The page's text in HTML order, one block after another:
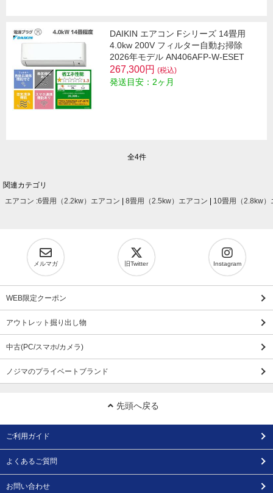
DAIKIN エアコン Fシリーズ 14畳用
4.0kw 200V フィルター自動お掃除
2026年モデル AN406AFP-W-ESET
267,300円 (税込)
発送目安：2ヶ月
全4件
関連カテゴリ
エアコン :6畳用（2.2kw）エアコン 8畳用（2.5kw）エアコン 10畳用（2.8kw）
メルマガ 旧Twitter Instagram
WEB限定クーポン
アウトレット掘り出し物
中古(PC/スマホ/カメラ)
ノジマのプライベートブランド
先頭へ戻る
ご利用ガイド
よくあるご質問
お問い合わせ